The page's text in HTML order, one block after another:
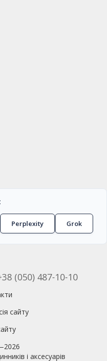
Perplexity Grok
(050) 487-10-10
сайту
і аксесуарів